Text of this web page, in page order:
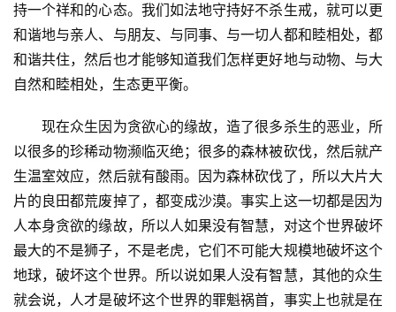
资
讯
八
音
高
僧
访
谈
持一个祥和的心态。我们如法地守持好不杀生戒，就可以更
和谐地与亲人、与朋友、与同事、与一切人都和睦相处，都
和谐共住，然后也才能够知道我们怎样更好地与动物、与大
自然和睦相处，生态更平衡。
现在众生因为贪欲心的缘故，造了很多杀生的恶业，所
以很多的珍稀动物濒临灭绝；很多的森林被砍伐，然后就产
生温室效应，然后就有酸雨。因为森林砍伐了，所以大片大
片的良田都荒废掉了，都变成沙漠。事实上这一切都是因为
人本身贪欲的缘故，所以人如果没有智慧，对这个世界破坏
最大的不是狮子，不是老虎，它们不可能大规模地破坏这个
地球，破坏这个世界。所以说如果人没有智慧，其他的众生
就会说，人才是破坏这个世界的罪魁祸首，事实上也就是在